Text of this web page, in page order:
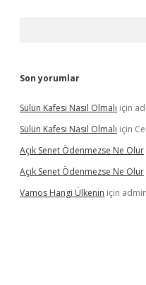
Son yorumlar
Sülün Kafesi Nasıl Olmalı için
Sülün Kafesi Nasıl Olmalı için
Açık Senet Ödenmezse Ne Olur
Açık Senet Ödenmezse Ne Olur
Vamos Hangi Ülkenin için admin